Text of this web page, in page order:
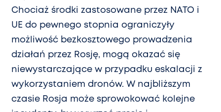
Chociaż środki zastosowane przez NATO i
UE do pewnego stopnia ograniczyły
możliwość bezkosztowego prowadzenia
działań przez Rosję, mogą okazać się
niewystarczające w przypadku eskalacji z
wykorzystaniem dronów. W najbliższym
czasie Rosja może sprowokować kolejne